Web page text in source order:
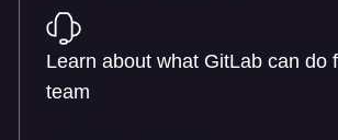
Learn about what GitLab can do
team